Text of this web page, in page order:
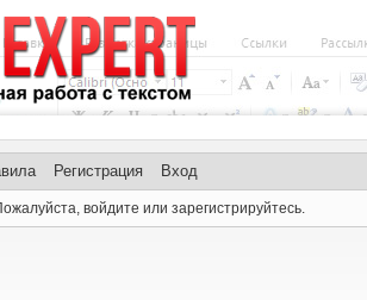
Регистрация Вход
войдите или зарегистрируйтесь.